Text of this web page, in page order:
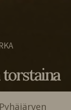
torstaina